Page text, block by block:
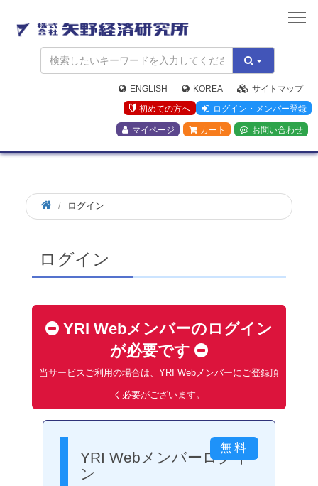
矢
野
経
済
研
究
所
ENGLISH KOREA
サイトマップ
初めての方へ
ログイン・メンバー登録
マイページ カート お問い合わせ
ログイン
ログイン
YRI Webメンバーのログイン
が必要です
当サービスご利用の場合は、YRI Webメンバーにご登録頂
く必要がございます。
YRI Webメンバーログイ
ン